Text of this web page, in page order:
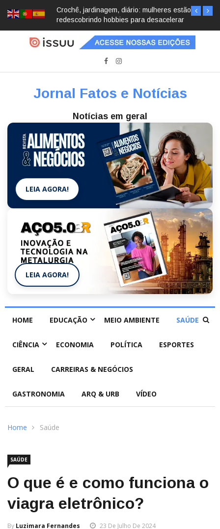
Crochê, jardinagem, diário: mulheres estão
redescobrindo hobbies para desacelerar
Jornal Fatos e Notícias
Notícias em geral
LEIA AGORA!
LEIA AGORA!
HOME EDUCAÇÃO MEIO AMBIENTE SAÚDE
CIÊNCIA ECONOMIA POLÍTICA ESPORTES
GERAL CARREIRAS & NEGÓCIOS
GASTRONOMIA ARQ & URB VÍDEO
Home Saúde
SAÚDE
O que é e como funciona o
viagra eletrônico?
By Luzimara Fernandes 23 De Julho De 2024